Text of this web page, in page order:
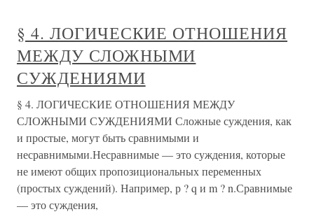
§ 4. ЛОГИЧЕСКИЕ ОТНОШЕНИЯ
МЕЖДУ СЛОЖНЫМИ
СУЖДЕНИЯМИ
§ 4. ЛОГИЧЕСКИЕ ОТНОШЕНИЯ МЕЖДУ
СЛОЖНЫМИ СУЖДЕНИЯМИ Сложные суждения, как
и простые, могут быть сравнимыми и
несравнимыми.Несравнимые — это суждения, которые
не имеют общих пропозициональных переменных
(простых суждений). Например, р ? q и m ? n.Сравнимые
— это суждения,